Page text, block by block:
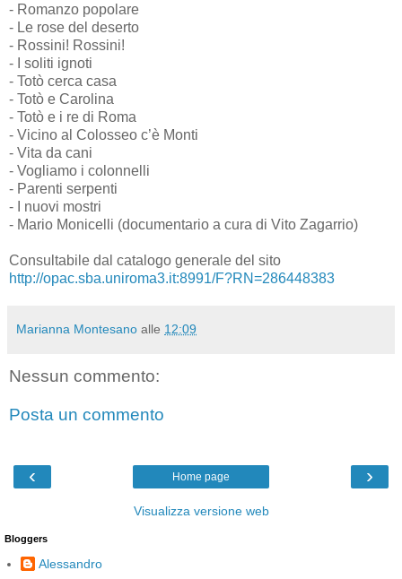
- Romanzo popolare
- Le rose del deserto
- Rossini! Rossini!
- I soliti ignoti
- Totò cerca casa
- Totò e Carolina
- Totò e i re di Roma
- Vicino al Colosseo c’è Monti
- Vita da cani
- Vogliamo i colonnelli
- Parenti serpenti
- I nuovi mostri
- Mario Monicelli (documentario a cura di Vito Zagarrio)
Consultabile dal catalogo generale del sito
http://opac.sba.uniroma3.it:8991/F?RN=286448383
Marianna Montesano alle 12:09
Nessun commento:
Posta un commento
‹ ›
Home page
Visualizza versione web
Bloggers
Alessandro